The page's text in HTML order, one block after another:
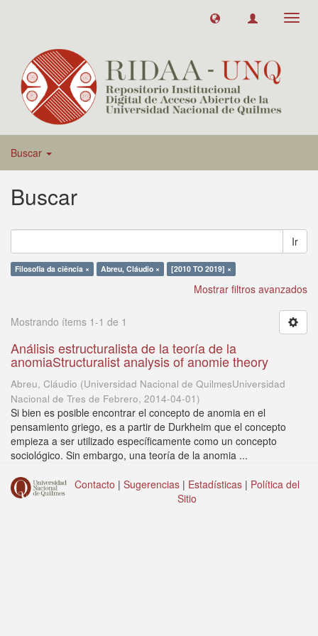
Buscar
Buscar
Ir
Filosofia da ciência × Abreu, Cláudio × [2010 TO 2019] ×
Mostrar filtros avanzados
Mostrando ítems 1-1 de 1
Análisis estructuralista de la teoría de la
anomiaStructuralist analysis of anomie theory
Abreu, Cláudio (Universidad Nacional de QuilmesUniversidad
Nacional de Tres de Febrero, 2014-04-01)
Si bien es posible encontrar el concepto de anomia en el
pensamiento griego, es a partir de Durkheim que el concepto
empieza a ser utilizado específicamente como un concepto
sociológico. Sin embargo, una teoría de la anomia ...
Contacto | Sugerencias | Estadísticas | Política del
Sitio